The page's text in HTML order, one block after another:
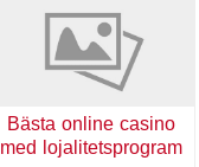
Bästa online casino
med lojalitetsprogram